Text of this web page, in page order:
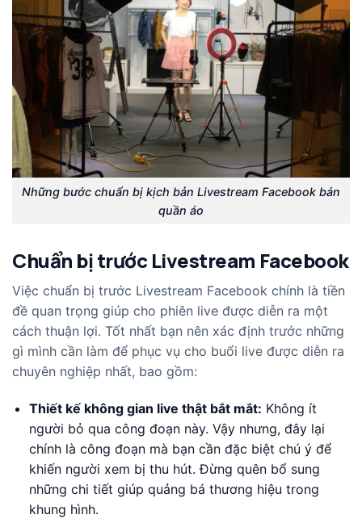
Những bước chuẩn bị kịch bản Livestream Facebook bán
quần áo
Chuẩn bị trước Livestream Facebook
Việc chuẩn bị trước Livestream Facebook chính là tiền
đề quan trọng giúp cho phiên live được diễn ra một
cách thuận lợi. Tốt nhất bạn nên xác định trước những
gì mình cần làm để phục vụ cho buổi live được diễn ra
chuyên nghiệp nhất, bao gồm:
Thiết kế không gian live thật bắt mắt: Không ít
người bỏ qua công đoạn này. Vậy nhưng, đây lại
chính là công đoạn mà bạn cần đặc biệt chú ý để
khiến người xem bị thu hút. Đừng quên bổ sung
những chi tiết giúp quảng bá thương hiệu trong
khung hình.